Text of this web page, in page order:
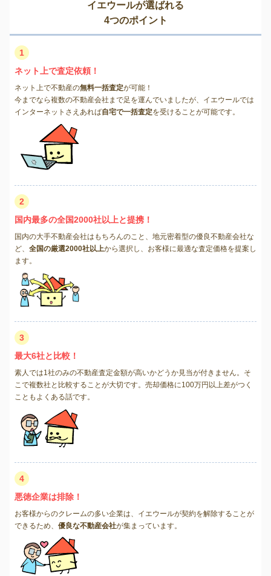
イエウールが選ばれる
4つのポイント
1
ネット上で査定依頼！
ネット上で不動産の無料一括査定が可能！
今までなら複数の不動産会社まで足を運んでいましたが、イエウールでは
インターネットさえあれば自宅で一括査定を受けることが可能です。
2
国内最多の全国2000社以上と提携！
国内の大手不動産会社はもちろんのこと、地元密着型の優良不動産会社な
ど、 全国の厳選2000社以上から選択し、お客様に最適な査定価格を提案し
ます。
3
最大6社と比較！
素人では1社のみの不動産査定金額が高いかどうか見当が付きません。そ
こで複数社と比較することが大切です。売却価格に100万円以上差がつく
こともよくある話です。
4
悪徳企業は排除！
お客様からのクレームの多い企業は、イエウールが契約を解除することが
できるため、 優良な不動産会社が集まっています。